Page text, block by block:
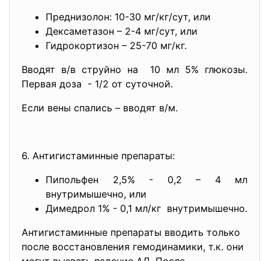
Преднизолон: 10-30 мг/кг/сут, или
Дексаметазон – 2-4 мг/сут, или
Гидрокортизон – 25-70 мг/кг.
Вводят в/в струйно на 10 мл 5% глюкозы.
Первая доза - 1/2 от суточной.
Если вены спались – вводят в/м.
6. Антигистаминные препараты:
Пипольфен 2,5% - 0,2 – 4 мл
внутримышечно, или
Димедрол 1% - 0,1 мл/кг внутримышечно.
Антигистаминные препараты вводить только
после восстановления гемодинамики, т.к. они